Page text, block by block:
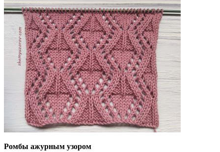
Ромбы ажурным узором